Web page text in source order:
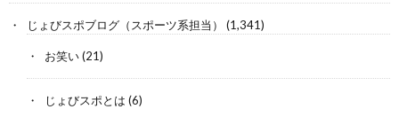
じょびスポブログ（スポーツ系担当） (1,341)
お笑い(21)
じょびスポとは (6)